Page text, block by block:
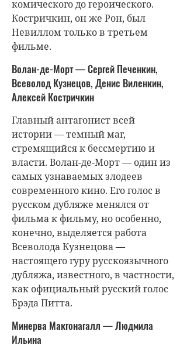
комического до героического.
Костричкин, он же Рон, был
Невиллом только в третьем
фильме.
Волан-де-Морт — Сергей Печенкин,
Всеволод Кузнецов, Денис Виленкин,
Алексей Костричкин
Главный антагонист всей
истории — темный маг,
стремящийся к бессмертию и
власти. Волан-де-Морт — один из
самых узнаваемых злодеев
современного кино. Его голос в
русском дубляже менялся от
фильма к фильму, но особенно,
конечно, выделяется работа
Всеволода Кузнецова —
настоящего гуру русскоязычного
дубляжа, известного, в частности,
как официальный русский голос
Брэда Питта.
Минерва Макгонагалл — Людмила
Ильина